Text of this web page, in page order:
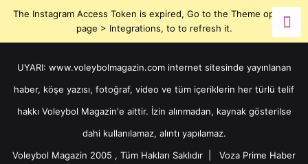
The Instagram Access Token is expired, Go to the Theme options
page > Integrations, to to refresh it.
UYARI: www.voleybolmagazin.com internet sitesinde yayınlanan
haber, köşe yazısı, fotoğraf, video ve tüm içeriklerin her türlü telif
hakkı Voleybol Magazin'e aittir. İzin alınmadan, kaynak gösterilse
dahi kullanılamaz, alıntı yapılamaz.
Voleybol Magazin 2005 , Tüm Hakları Saklıdır | Voza Prime Haber